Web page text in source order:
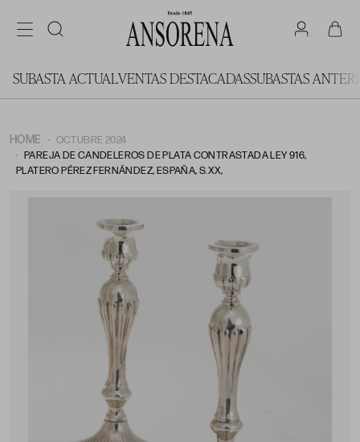
SUBASTA ACTUALVENTAS DESTACADASSUBASTAS
HOME
OCTUBRE 2024
PAREJA DE CANDELEROS DE PLATA CONTRASTADA LEY 916,
PLATERO PÉREZ FERNÁNDEZ, ESPAÑA, S.XX,